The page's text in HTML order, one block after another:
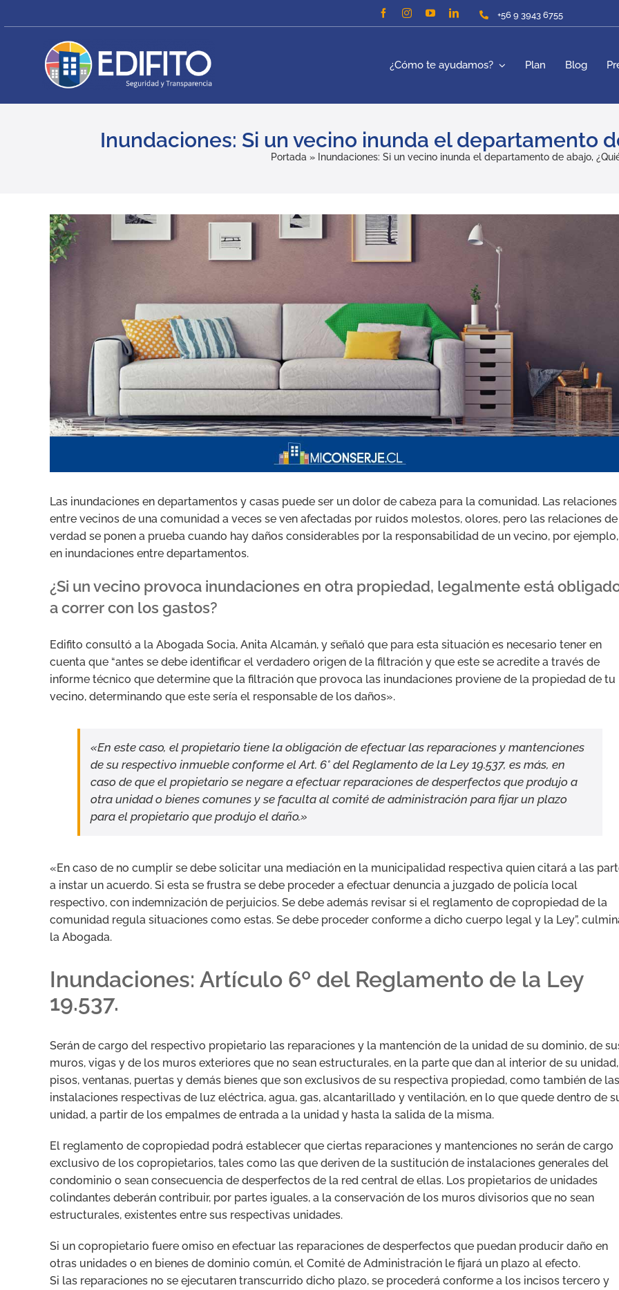
to
+56 9 3943 6755
¿Cómo te ayudamos? Plan Blog
Inundaciones: Si un vecino inunda el departamento
Portada » Inundaciones: Si un vecino inunda el departamento de abajo,
View
Larger
Image
Las inundaciones en departamentos y casas puede ser un dolor de cabeza para la comunidad. Las relaciones
entre vecinos de una comunidad a veces se ven afectadas por ruidos molestos, olores, pero las relaciones de
verdad se ponen a prueba cuando hay daños considerables por la responsabilidad de un vecino, por ejemplo,
en inundaciones entre departamentos.
¿Si un vecino provoca inundaciones en otra propiedad, legalmente está
a correr con los gastos?
Edifito consultó a la Abogada Socia, Anita Alcamán, y señaló que para esta situación es necesario tener en
cuenta que “antes se debe identificar el verdadero origen de la filtración y que este se acredite a través de
informe técnico que determine que la filtración que provoca las inundaciones proviene de la propiedad de tu
vecino, determinando que este sería el responsable de los daños».
«En este caso, el propietario tiene la obligación de efectuar las reparaciones y mantenciones
de su respectivo inmueble conforme el Art. 6° del Reglamento de la Ley 19.537, es más, en
caso de que el propietario se negare a efectuar reparaciones de desperfectos que produjo a
otra unidad o bienes comunes y se faculta al comité de administración para fijar un plazo
para el propietario que produjo el daño.»
«En caso de no cumplir se debe solicitar una mediación en la municipalidad respectiva quien citará a las
a instar un acuerdo. Si esta se frustra se debe proceder a efectuar denuncia a juzgado de policía local
respectivo, con indemnización de perjuicios. Se debe además revisar si el reglamento de copropiedad de la
comunidad regula situaciones como estas. Se debe proceder conforme a dicho cuerpo legal y la Ley”,
la Abogada.
Inundaciones: Artículo 6º del Reglamento de la Ley
19.537.
Serán de cargo del respectivo propietario las reparaciones y la mantención de la unidad de su dominio, de
muros, vigas y de los muros exteriores que no sean estructurales, en la parte que dan al interior de su unidad,
pisos, ventanas, puertas y demás bienes que son exclusivos de su respectiva propiedad, como también de las
instalaciones respectivas de luz eléctrica, agua, gas, alcantarillado y ventilación, en lo que quede dentro de
unidad, a partir de los empalmes de entrada a la unidad y hasta la salida de la misma.
El reglamento de copropiedad podrá establecer que ciertas reparaciones y mantenciones no serán de cargo
exclusivo de los copropietarios, tales como las que deriven de la sustitución de instalaciones generales del
condominio o sean consecuencia de desperfectos de la red central de ellas. Los propietarios de unidades
colindantes deberán contribuir, por partes iguales, a la conservación de los muros divisorios que no sean
estructurales, existentes entre sus respectivas unidades.
Si un copropietario fuere omiso en efectuar las reparaciones de desperfectos que puedan producir daño en
otras unidades o en bienes de dominio común, el Comité de Administración le fijará un plazo al efecto.
Si las reparaciones no se ejecutaren transcurrido dicho plazo, se procederá conforme a los incisos tercero y